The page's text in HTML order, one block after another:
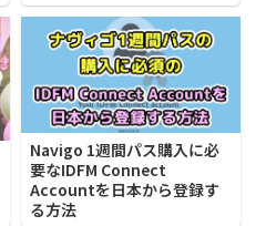
Navigo 1週間パス購入に必
要なIDFM Connect
Accountを日本から登録す
る方法